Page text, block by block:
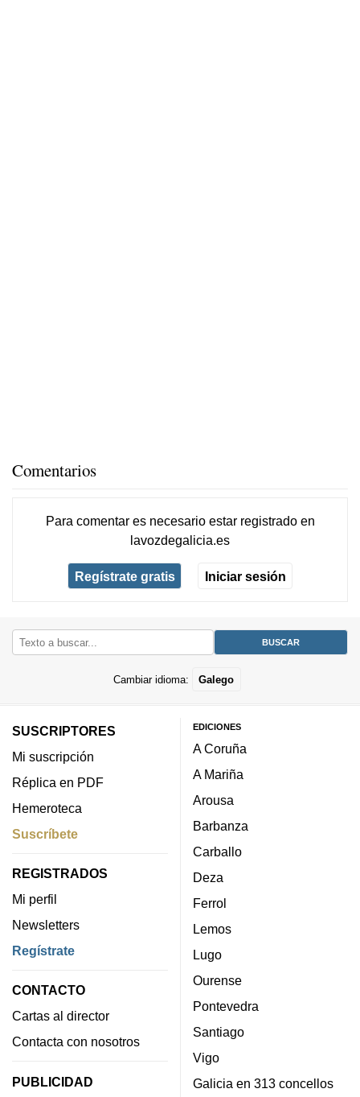
Comentarios
Para comentar es necesario estar registradoen
lavozdegalicia.es
Regístrate gratis Iniciar sesión
Cambiar idioma: Galego
SUSCRIPTORES
Mi suscripción
Réplica en PDF
Hemeroteca
Suscríbete
REGISTRADOS
Mi perfil
Newsletters
Regístrate
CONTACTO
Cartas al director
Contacta con nosotros
PUBLICIDAD
EDICIONES
A Coruña
A Mariña
Arousa
Barbanza
Carballo
Deza
Ferrol
Lemos
Lugo
Ourense
Pontevedra
Santiago
Vigo
Galicia en 313 concellos